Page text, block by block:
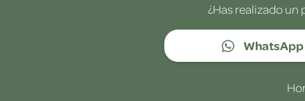
¿Has realizado un
WhatsApp